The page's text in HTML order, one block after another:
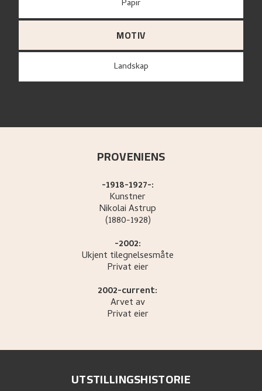
papir
MOTIV
Landskap
PROVENIENS
-1918-1927-:
Kunstner
NikolaiAstrup
(1880-1928)
-2002:
Ukjent tilegnelsesmåte
Privat eier
2002-current:
Arvet av
Privat eier
UTSTILLINGSHISTORIE